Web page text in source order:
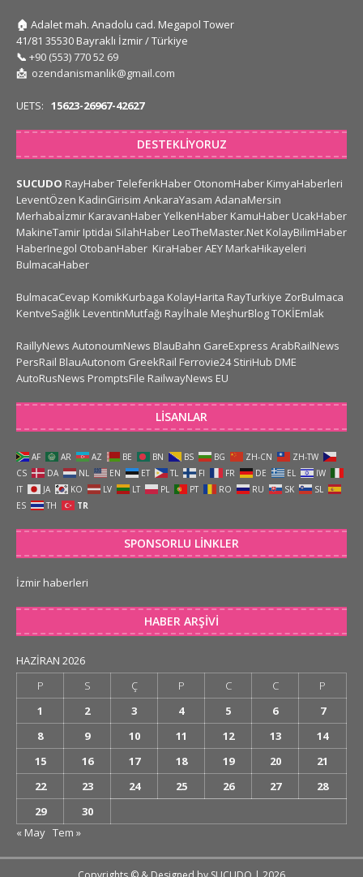
🏠 Adalet mah. Anadolu cad. Megapol Tower
41/81 35530 Bayraklı İzmir / Türkiye
📞 +90 (553) 770 52 69
📩 ozendanismanlik@gmail.com
UETS: 15623-26967-42627
DESTEKLIYORUZ
SUCUDO RayHaberTeleferikHaber OtonomHaber KimyaHaberleri
LeventÖzen KadinGirisim AnkaraYasam AdanaMersin
Merhabaİzmir KaravanHaberYelkenHaber KamuHaber UcakHaber
MakineTamir Iptidai SilahHaber LeoTheMaster.Net KolayBilimHaber
HaberInegol OtobanHaber KiraHaberAEY MarkaHikayeleri
BulmacaHaber
BulmacaCevap KomikKurbaga KolayHarita RayTurkiye ZorBulmaca
KentveSağlık LeventinMutfağı Rayİhale MeşhurBlogTOKİEmlak
RaillyNews AutonoumNews BlauBahn GareExpress ArabRailNews
PersRail BlauAutonom GreekRail Ferrovie24 StiriHub DME
AutoRusNews PromptsFile RailwayNews EU
LISANLAR
AF AR AZ BE BN BS BG ZH-CN
ZH-TW
CS
DA NL EN ET TL FI FR DE EL
IW
IT
JA KO LV LT PL PT RO RU SK
SL
ES
TH TR
SPONSORLU LINKLER
İzmir haberleri
HABER ARŞIVI
HAZIRAN 2026
P
S Ç P C C
P
1
2 3 4 5 6
7
8
9 10 11 12 13
14
15
16 17 18 19 20
21
22
23 24 25 26 27
28
29
30
« May Tem »